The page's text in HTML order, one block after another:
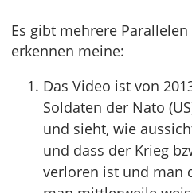
Es gibt mehrere
erkennen meine:
Das Video ist von
Soldaten der Nato
und sieht, wie
und dass der Krieg
verloren ist und man